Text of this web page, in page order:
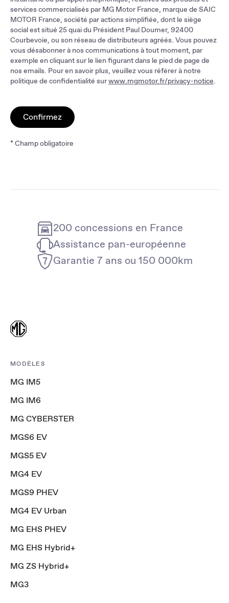
services commercialisés par MG Motor France, marque de SAIC
MOTOR France, société par actions simplifiée, dont le siège
social est situé 25 quai du Président Paul Doumer, 92400
Courbevoie, ou son réseau de distributeurs agréés. Vous pouvez
vous désabonner à nos communications à tout moment, par
exemple en cliquant sur le lien figurant dans le pied de page de
nos emails. Pour en savoir plus, veuillez vous référer à notre
politique de confidentialité surwww.mgmotor.fr/privacy-notice.
Confirmez
* Champ obligatoire
200 concessions en France
Assistance pan-européenne
Garantie 7 ans ou 150 000km
MODÈLES
MG IM5
MG IM6
MG CYBERSTER
MGS6 EV
MGS5 EV
MG4 EV
MGS9 PHEV
MG4 EV Urban
MG EHS PHEV
MG EHS Hybrid+
MG ZS Hybrid+
MG3